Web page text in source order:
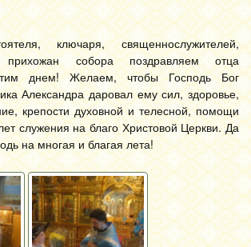
ключаря, священнослужителей,
собора поздравляем отца
днем! Желаем, чтобы Господь Бог
Александра даровал ему сил, здоровье,
крепости духовной и телесной, помощи
служения на благо Христовой Церкви. Да
на многая и благая лета!